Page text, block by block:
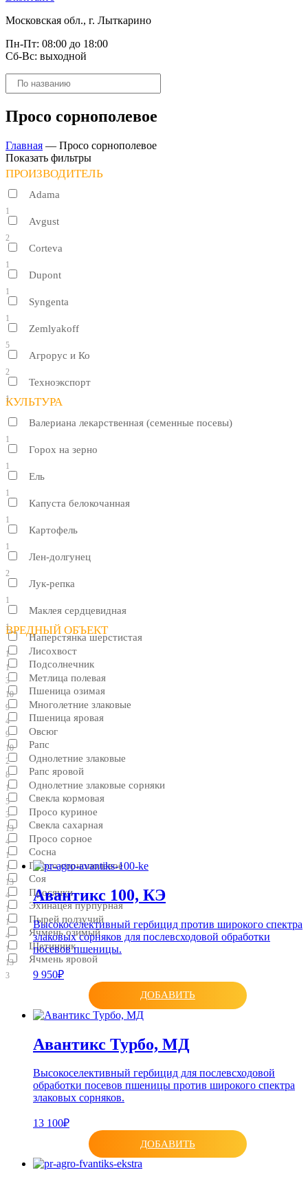
Московская обл., г. Лыткарино
Пн-Пт: 08:00 до 18:00
Сб-Вс: выходной
Поиск
товаров
Просо сорнополевое
Главная — Просо сорнополевое
Показать фильтры
ПРОИЗВОДИТЕЛЬ
Adama
1
Avgust
2
Corteva
1
Dupont
1
Syngenta
1
Zemlyakoff
5
Агрорус и Ко
2
Техноэкспорт
1
КУЛЬТУРА
Валериана лекарственная (семенные посевы)
1
Горох на зерно
1
Ель
1
Капуста белокочанная
1
Картофель
1
Лен-долгунец
2
Лук-репка
1
Маклея сердцевидная
1
Наперстянка шерстистая
1
Подсолнечник
3
Пшеница озимая
9
Пшеница яровая
9
Рапс
2
Рапс яровой
1
Свекла кормовая
3
Свекла сахарная
4
Сосна
1
Соя
4
Эхинацея пурпурная
1
Ячмень озимый
1
Ячмень яровой
3
ВРЕДНЫЙ ОБЪЕКТ
Лисохвост
1
Метлица полевая
10
Многолетние злаковые
4
Овсюг
10
Однолетние злаковые
8
Однолетние злаковые сорняки
5
Просо куриное
13
Просо сорное
1
Просо сорнополевое
13
Просянки
1
Пырей ползучий
4
Щетинник
13
Авантикс 100, КЭ
Высокоселективный гербицид против широкого спектра
злаковых сорняков для послевсходовой обработки
посевов пшеницы.
9 950₽
ДОБАВИТЬ
Авантикс Турбо, МД
Высокоселективный гербицид для послевсходовой
обработки посевов пшеницы против широкого спектра
злаковых сорняков.
13 100₽
ДОБАВИТЬ